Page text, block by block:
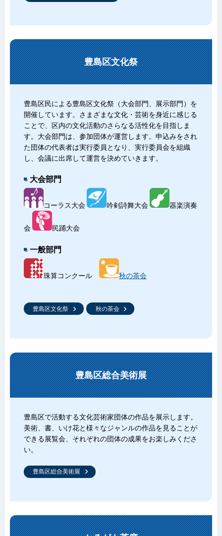
豊島区文化祭
豊島区民による豊島区文化祭（大会部門、展示部門）を
開催しています。さまざまな文化・芸術を身近に感じる
ことで、区内の文化活動のさらなる活性化を目指しま
す。大会部門は、参加団体が運営します。申込みをされ
た団体の代表者は実行委員となり、実行委員会を組織
し、会議に出席して運営を決めていきます。
大会部門
コーラス大会 吟剣詩舞大会 器楽演奏
会 民踊大会
一般部門
珠算コンクール 秋の茶会
豊島区文化祭 秋の茶会
豊島区総合美術展
豊島区で活動する文化芸術家団体の作品を展示します。
美術、書、いけ花と様々なジャンルの作品を見ることが
できる展覧会、それぞれの団体の成果をお楽しみくださ
い。
豊島区総合美術展